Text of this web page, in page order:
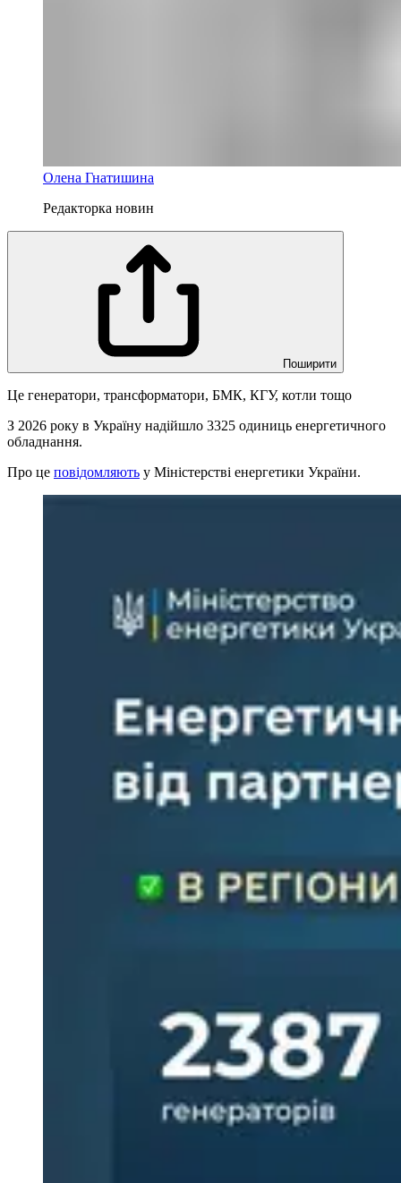
Олена Гнатишина
Редакторка новин
Поширити
Це генератори, трансформатори, БМК, КГУ, котли тощо
З 2026 року в Україну надійшло 3325 одиниць енергетичного
обладнання.
Про це повідомляють у Міністерстві енергетики України.